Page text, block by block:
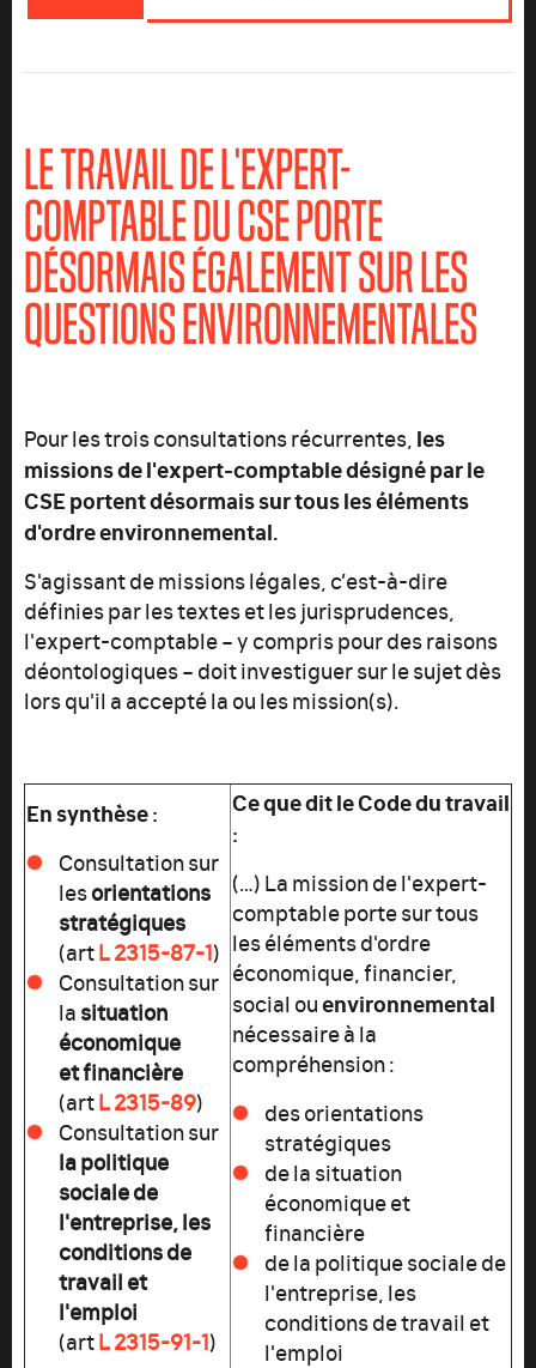
LE TRAVAIL DE L'EXPERT-
COMPTABLE DU CSE PORTE
DÉSORMAIS ÉGALEMENT SUR LES
QUESTIONS ENVIRONNEMENTALES
Pour les trois consultations récurrentes, les
missions de l'expert-comptable désigné par le
CSE portent désormais sur tous les éléments
d'ordre environnemental.
S'agissant de missions légales, c’est-à-dire
définies par les textes et les jurisprudences,
l'expert-comptable – y compris pour des raisons
déontologiques – doit investiguer sur le sujet dès
lors qu'il a accepté la ou les mission(s).
En synthèse :
Consultation sur
lesorientations
stratégiques
(artL 2315-87-1)
Consultation sur
lasituation
économique
et financière
(artL 2315-89)
Consultation sur
la politique
sociale de
l'entreprise, les
conditions de
travail et
l'emploi
(artL 2315-91-1)
Ce que dit le Code du travail
:
(…) La mission de l'expert-
comptable porte sur tous
les éléments d'ordre
économique, financier,
social ouenvironnemental
nécessaire à la
compréhension :
des orientations
stratégiques
de la situation
économique et
financière
de la politique sociale de
l'entreprise, les
conditions de travail et
l'emploi